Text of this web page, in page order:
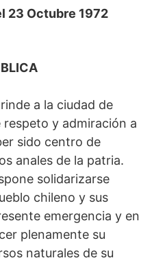
23 Octubre 1972
a la ciudad de
respeto y admiración a
sido centro de
anales de la patria.
solidarizarse
chileno y sus
emergencia y en
plenamente su
naturales de su